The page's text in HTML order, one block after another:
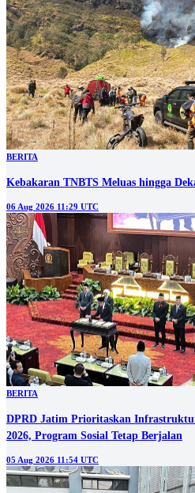
BERITA
Kebakaran TNBTS Meluas hingga
06 Aug 2026 11:29 UTC
BERITA
DPRD Jatim Prioritaskan
2026, Program Sosial Tetap Berjalan
05 Aug 2026 11:54 UTC